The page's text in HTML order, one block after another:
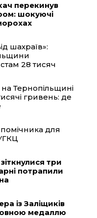
перекинув
шокуючі
шахраїв»:
28 тисяч
Тернопільщині
гривень: де
для
три
потрапили
із Заліщиків
медаллю